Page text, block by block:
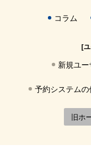
コラム
[
新規ユ
予約システムの
旧ホ